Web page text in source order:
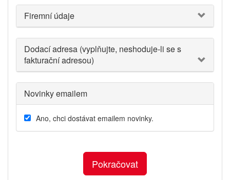
Firemní údaje
Dodací adresa (vyplňujte, neshoduje-li se s
fakturační adresou)
Novinky emailem
Ano, chci dostávat emailem novinky.
Pokračovat